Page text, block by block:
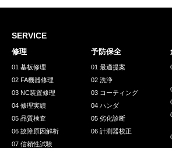
採用情報
GREEN
環境への取り組み
お問い合わせ 発送先
SERVICE
修理
01 基板修理
02 FA機器修理
03 NC装置修理
04 修理実績
05 品質検査
06 故障原因解析
07 信頼性試験
予防保全
01 最適提案
02 洗浄
03 コーティング
04 ハンダ
05 劣化診断
06 計測器校正